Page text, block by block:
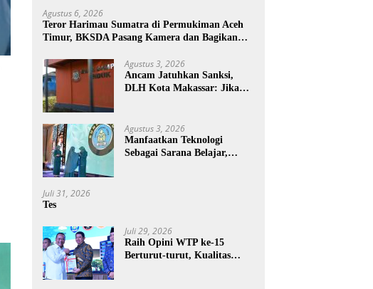
Agustus 6, 2026
Teror Harimau Sumatra di Permukiman Aceh
Timur, BKSDA Pasang Kamera dan Bagikan
Agustus 3, 2026
Ancam Jatuhkan Sanksi,
DLH Kota Makassar: Jika
Agustus 3, 2026
Manfaatkan Teknologi
Sebagai Sarana Belajar,
Juli 31, 2026
Tes
Juli 29, 2026
Raih Opini WTP ke-15
Berturut-turut, Kualitas